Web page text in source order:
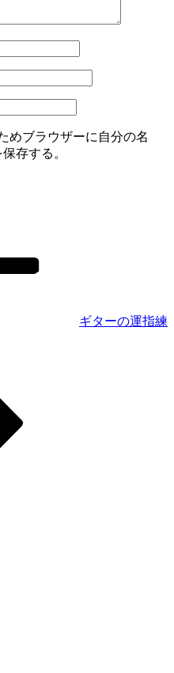
めブラウザーに自分の名
存する。
ギターの運指練